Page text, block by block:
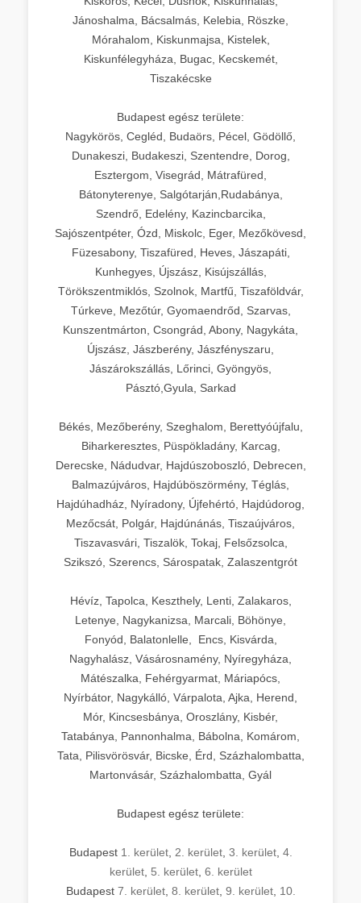
Jánoshalma, Bácsalmás, Kelebia, Röszke,
Mórahalom, Kiskunmajsa, Kistelek,
Kiskunfélegyháza, Bugac, Kecskemét,
Tiszakécske
Budapest egész területe:
Nagykörös, Cegléd, Budaörs, Pécel, Gödöllő,
Dunakeszi, Budakeszi, Szentendre, Dorog,
Esztergom, Visegrád, Mátrafüred,
Bátonyterenye, Salgótarján,Rudabánya,
Szendrő, Edelény, Kazincbarcika,
Sajószentpéter, Ózd, Miskolc, Eger, Mezőkövesd,
Füzesabony, Tiszafüred, Heves, Jászapáti,
Kunhegyes, Újszász, Kisújszállás,
Törökszentmiklós, Szolnok, Martfű, Tiszaföldvár,
Túrkeve, Mezőtúr, Gyomaendrőd, Szarvas,
Kunszentmárton, Csongrád, Abony, Nagykáta,
Újszász, Jászberény, Jászfényszaru,
Jászárokszállás, Lőrinci, Gyöngyös,
Pásztó,Gyula, Sarkad
Békés, Mezőberény, Szeghalom, Berettyóújfalu,
Biharkeresztes, Püspökladány, Karcag,
Derecske, Nádudvar, Hajdúszoboszló, Debrecen,
Balmazújváros, Hajdúböszörmény, Téglás,
Hajdúhadház, Nyíradony, Újfehértó, Hajdúdorog,
Mezőcsát, Polgár, Hajdúnánás, Tiszaújváros,
Tiszavasvári, Tiszalök, Tokaj, Felsőzsolca,
Szikszó, Szerencs, Sárospatak, Zalaszentgrót
Hévíz, Tapolca, Keszthely, Lenti, Zalakaros,
Letenye, Nagykanizsa, Marcali, Böhönye,
Fonyód, Balatonlelle, Encs, Kisvárda,
Nagyhalász, Vásárosnamény, Nyíregyháza,
Mátészalka, Fehérgyarmat, Máriapócs,
Nyírbátor, Nagykálló, Várpalota, Ajka, Herend,
Mór, Kincsesbánya, Oroszlány, Kisbér,
Tatabánya, Pannonhalma, Bábolna, Komárom,
Tata, Pilisvörösvár, Bicske, Érd, Százhalombatta,
Martonvásár, Százhalombatta, Gyál
Budapest egész területe:
Budapest 1. kerület, 2. kerület, 3. kerület, 4.
kerület, 5. kerület, 6. kerület
Budapest 7. kerület, 8. kerület, 9. kerület, 10.